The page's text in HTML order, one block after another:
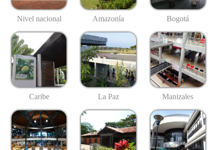
Nivel nacional Amazonía Bogotá
Caribe La Paz Manizales